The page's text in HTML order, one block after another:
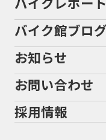
946ml950S
ADDRESS
ADV160AEROX
AEROX155 ABS
ANNIVERSARY
ARMORED
Address125
スタイルから探す
排気量から探す
地域から探す
全国展開の強み
メーカー別買取相場
ヤマハ
ホンダ
スズキ
Bikeep
任意保険
バイク保険無料見積
バイク保険無料見積
盗難保険
北海道
宮城
福島
茨城
栃木
バイク館について ト
バイク館が選ばれる
会社概要
沿革
二輪公正取引協議会
バイク館ブログ
お知らせ
お問い合わせ
採用情報